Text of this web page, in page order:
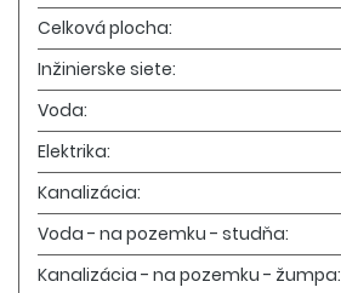
Celková plocha:
Inžinierske siete:
Voda:
Elektrika:
Kanalizácia:
Voda - na pozemku - studňa:
Kanalizácia - na pozemku - žumpa: